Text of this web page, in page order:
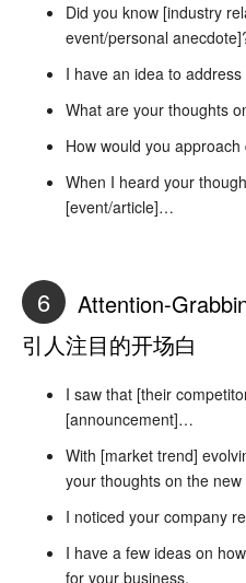
Did you know [industry
event/personal
I have an idea to
What are your thoughts
How would you
When I heard your
[event/article]…
6
Attention-
引人注目的开场白
I saw that [their
[announcement]…
With [market trend]
your thoughts on the
I noticed your company
I have a few ideas on
for your business.